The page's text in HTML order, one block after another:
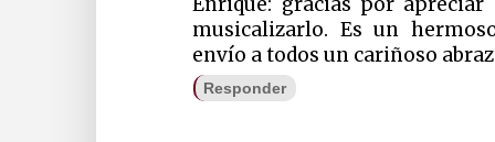
musicalizarlo. Es un
envío a todos un cariñoso
Responder